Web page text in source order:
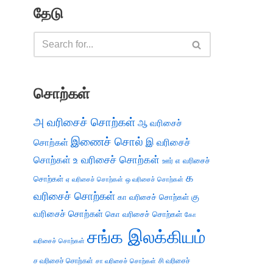
தேடு
சொற்கள்
அ வரிசைச் சொற்கள் ஆ வரிசைச்
சொற்கள் இணைச் சொல் இ வரிசைச்
சொற்கள் உ வரிசைச் சொற்கள் ஊர் எ வரிசைச்
சொற்கள் ஏ வரிசைச் சொற்கள் ஒ வரிசைச் சொற்கள் க
வரிசைச் சொற்கள் கா வரிசைச் சொற்கள் கு
வரிசைச் சொற்கள் கொ வரிசைச் சொற்கள் கோ
வரிசைச் சொற்கள் சங்க இலக்கியம்
ச வரிசைச் சொற்கள் சா வரிசைச் சொற்கள் சி வரிசைச்